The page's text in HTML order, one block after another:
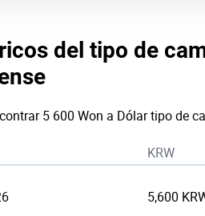
del tipo de
5 600 Won a Dólar tipo de
KRW
5,600